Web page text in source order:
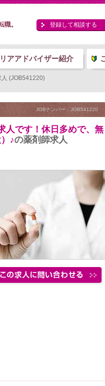
。 登録して相談する
アアドバイザー紹介
人 (JOB541220)
JOBナンバー：JOB541220
人です！休日多めで、無
♪の薬剤師求人